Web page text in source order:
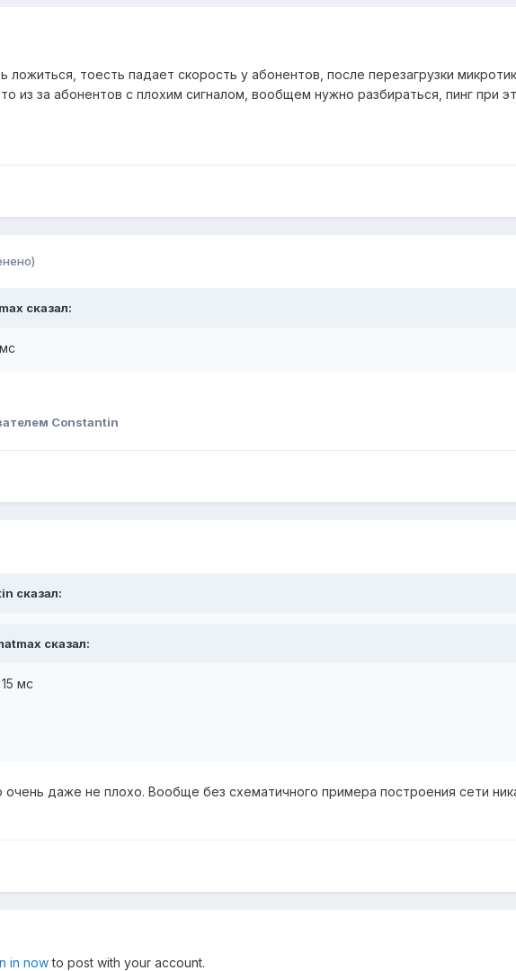
ложиться, тоесть падает скорость у абонентов, после перезагрузки
из за абонентов с плохим сигналом, вообщем нужно разбираться, пинг при
сказал:
Constantin
сказал:
сказал:
мс
очень даже не плохо. Вообще без схематичного примера построения сети
in nowto post with your account.